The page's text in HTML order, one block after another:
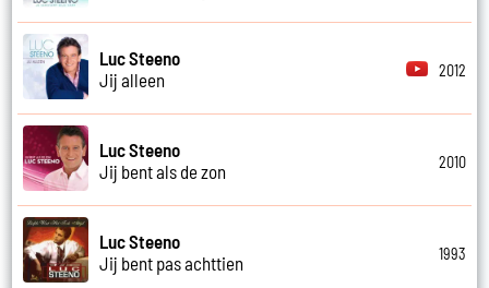
Luc Steeno
Jij alleen
2012
Luc Steeno
Jij bent als de zon
2010
Luc Steeno
Jij bent pas achttien
1993